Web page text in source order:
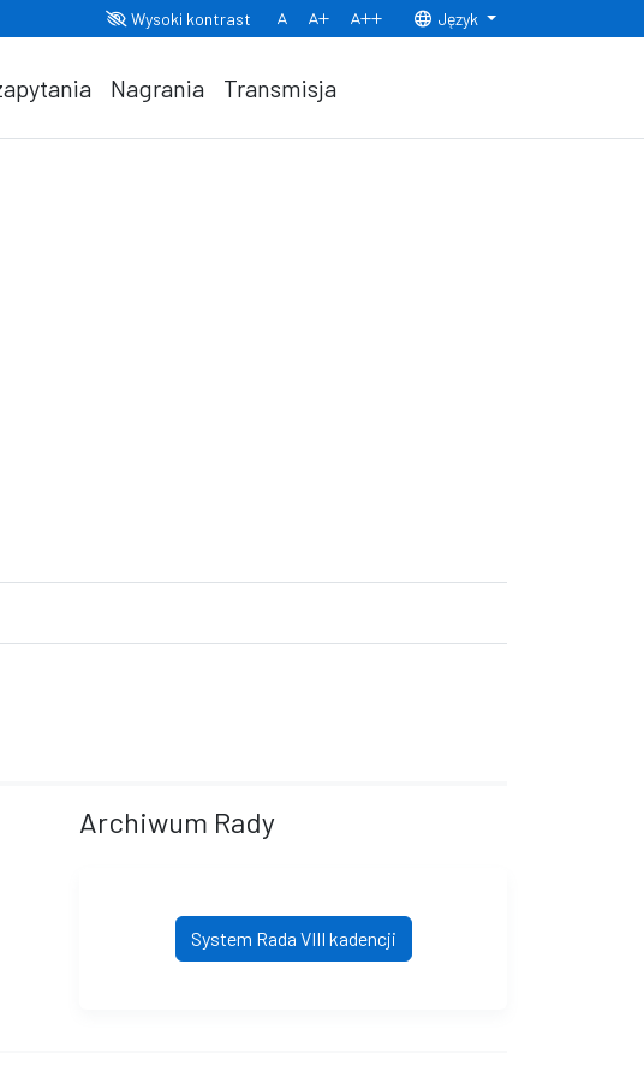
Wysoki kontrast
Normalny rozmiar czcionki
Rozmiar czcionki 150% Rozmiar czcionki 200%
Język
Nagrania Transmisja
Archiwum Rady
System Rada VIII kadencji